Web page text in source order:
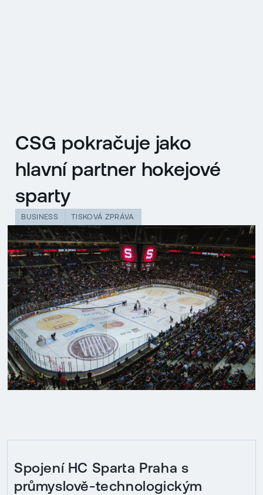
CSG pokračuje jako
hlavní partner hokejové
sparty
BUSINESS TISKOVÁ ZPRÁVA
Spojení HC Sparta Praha s
průmyslově-technologickým